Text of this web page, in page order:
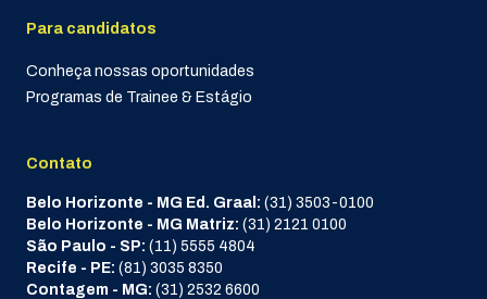
Para candidatos
Conheça nossas oportunidades
Programas de Trainee & Estágio
Contato
Belo Horizonte - MG Ed. Graal: (31) 3503-0100
Belo Horizonte - MG Matriz: (31) 2121 0100
São Paulo - SP: (11) 5555 4804
Recife - PE: (81) 3035 8350
Contagem - MG: (31) 2532 6600